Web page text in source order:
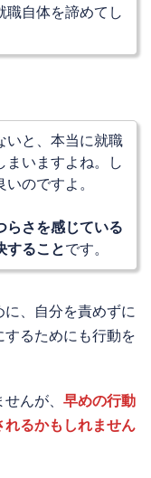
職自体を諦めてし
いと、本当に就職
まいますよね。し
のですよ。
らさを感じている
することです。
、自分を責めずに
するためにも行動を
んが、 早めの行動
れるかもしれません